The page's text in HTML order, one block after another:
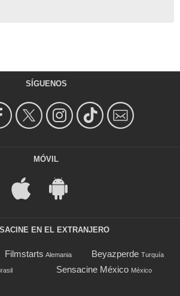
SÍGUENOS
MÓVIL
EN EL EXTRANJERO
Filmstarts Alemania Beyazperde Turquía
Sensacine México México